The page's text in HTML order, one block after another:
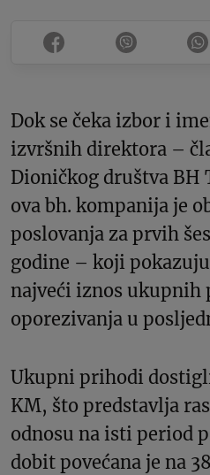
Dok se čeka izbor i
izvršnih direktora –
Dioničkog društva BH
ova bh. kompanija je
poslovanja za prvih
godine – koji
najveći iznos
oporezivanja u
Ukupni prihodi
KM, što predstavlja
odnosu na isti period
dobit povećana je na